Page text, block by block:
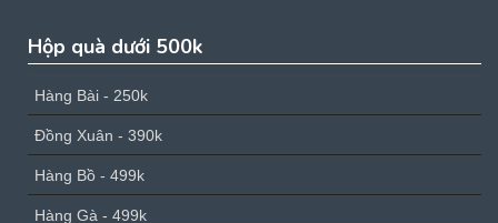
Hộp quà dưới 500k
Hàng Bài - 250k
Đồng Xuân - 390k
Hàng Bồ - 499k
Hàng Gà - 499k